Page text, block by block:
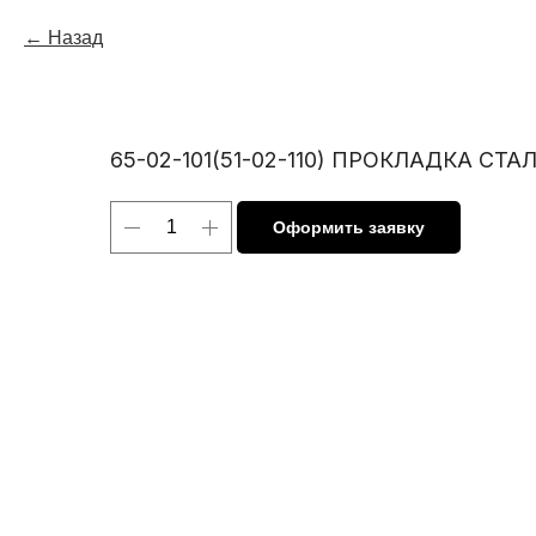
Назад
65-02-101(51-02-110) ПРОКЛАДКА
Оформить заявку